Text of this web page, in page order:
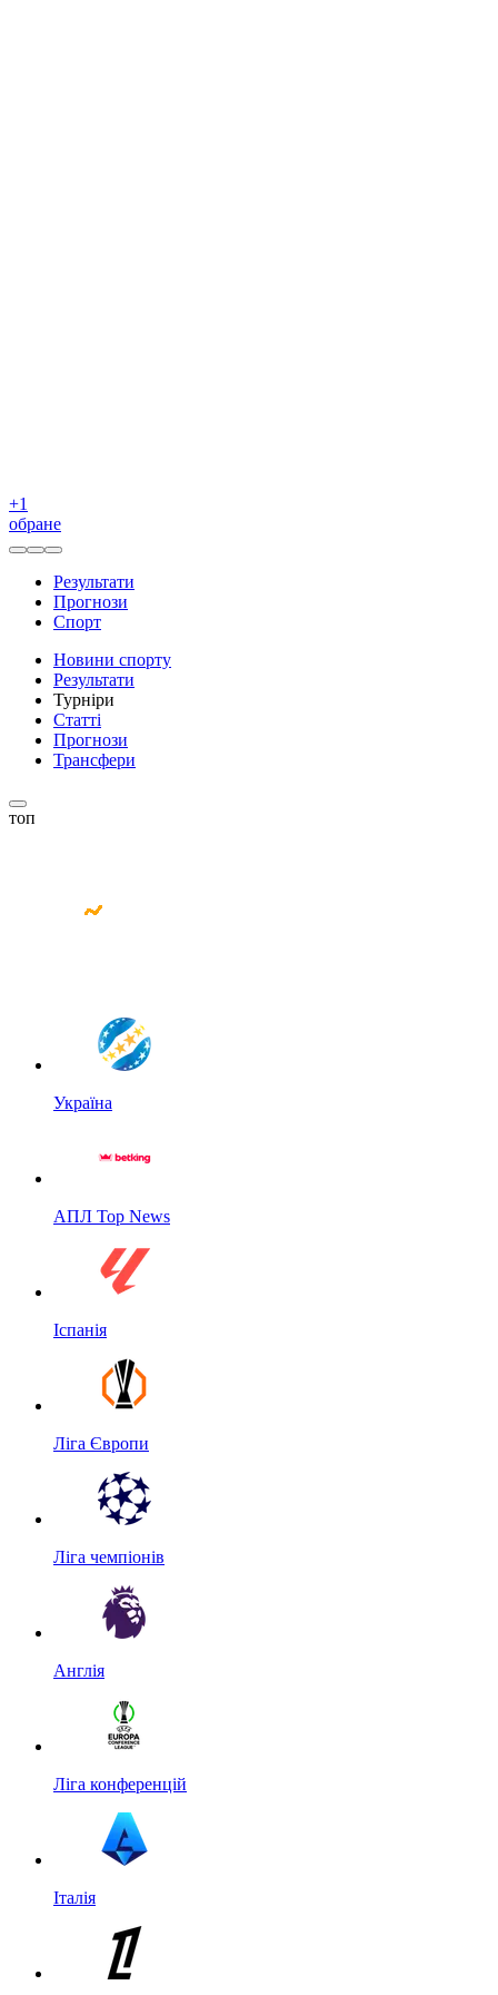
+1
обране
Результати
Прогнози
Спорт
Новини спорту
Результати
Турніри
Статті
Прогнози
Трансфери
топ
Україна
АПЛ Top News
Іспанія
Ліга Європи
Ліга чемпіонів
Англія
Ліга конференцій
Італія